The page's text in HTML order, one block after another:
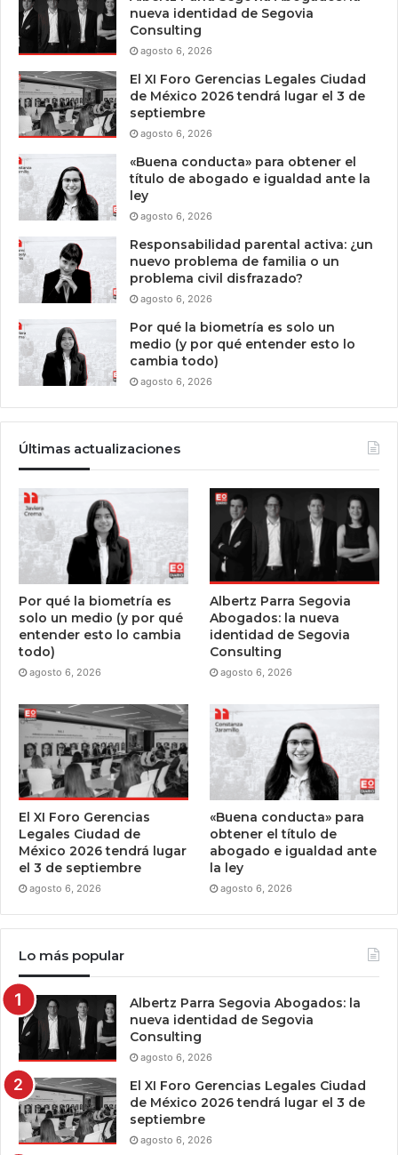
nueva identidad de Segovia
Consulting
agosto 6, 2026
El XI Foro Gerencias Legales Ciudad
de México 2026 tendrá lugar el 3 de
septiembre
agosto 6, 2026
«Buena conducta» para obtener el
título de abogado e igualdad ante la
ley
agosto 6, 2026
Responsabilidad parental activa: ¿un
nuevo problema de familia o un
problema civil disfrazado?
agosto 6, 2026
Por qué la biometría es solo un
medio (y por qué entender esto lo
cambia todo)
agosto 6, 2026
Últimas actualizaciones
Por qué la biometría es
solo un medio (y por qué
entender esto lo cambia
todo)
agosto 6, 2026
Albertz Parra Segovia
Abogados: la nueva
identidad de Segovia
Consulting
agosto 6, 2026
El XI Foro Gerencias
Legales Ciudad de
México 2026 tendrá lugar
el 3 de septiembre
agosto 6, 2026
«Buena conducta» para
obtener el título de
abogado e igualdad ante
la ley
agosto 6, 2026
Lo más popular
Albertz Parra Segovia Abogados: la
nueva identidad de Segovia
Consulting
agosto 6, 2026
El XI Foro Gerencias Legales Ciudad
de México 2026 tendrá lugar el 3 de
septiembre
agosto 6, 2026